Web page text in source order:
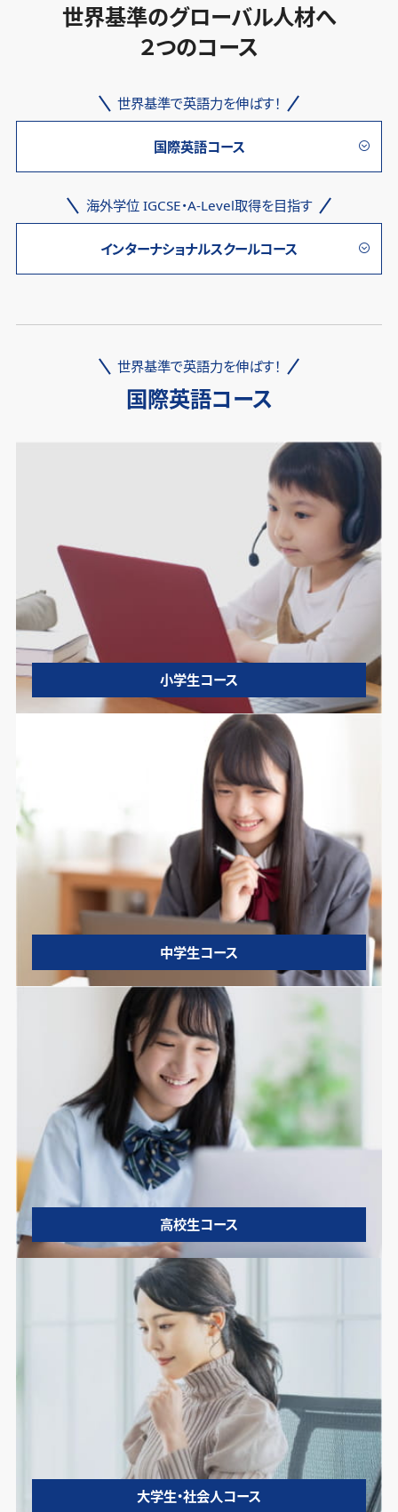
世界基準のグローバル人材へ
２つのコース
世界基準で英語力を伸ばす！
国際英語コース
海外学位 IGCSE・A-Level取得を目指す
インターナショナルスクールコース
世界基準で英語力を伸ばす！
国際英語コース
小学生コース
中学生コース
高校生コース
大学生・社会人コース